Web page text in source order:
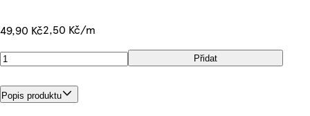
49,90 Kč2,50 Kč/m
Přidat
Popis produktu